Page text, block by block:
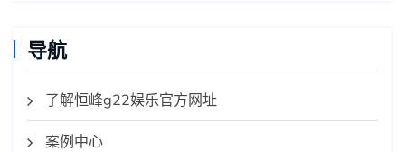
导航
了解恒峰g22娱乐官方网址
案例中心